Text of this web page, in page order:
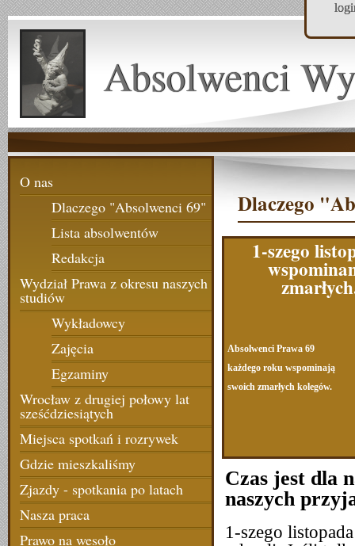
Absolwenci
O nas
Dlaczego "Absolwenci 69"
Lista absolwentów
Redakcja
Wydział Prawa z okresu naszych
studiów
Wykładowcy
Zajęcia
Egzaminy
Wrocław z drugiej połowy lat
sześćdziesiątych
Miejsca spotkań i rozrywek
Gdzie mieszkaliśmy
Zjazdy - spotkania po latach
Nasza praca
Prawo na wesoło
Dlaczego
1-szego
Absolwenci Prawa 69
każdego roku wspominają
swoich zmarłych kolegów.
Czas jest dla
naszych
1-szego